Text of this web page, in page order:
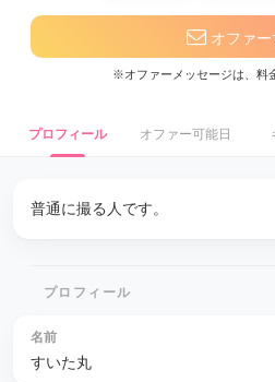
オファー
※オファーメッセージは、料
プロフィール オファー可能日
普通に撮る人です。
プロフィール
名前
すいた丸